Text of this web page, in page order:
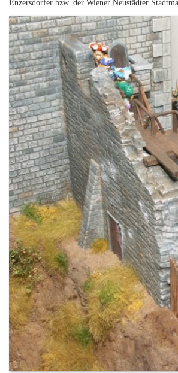
Enzersdorfer bzw. der Wiener Neustädter